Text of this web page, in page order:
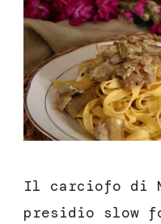
Il carciofo di
presidio slow